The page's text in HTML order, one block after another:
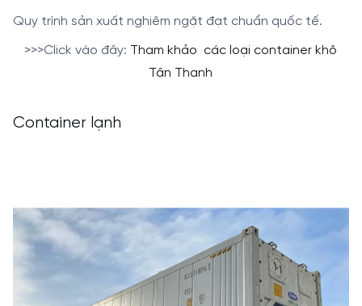
Quy trình sản xuất nghiêm ngặt đạt chuẩn quốc tế.
>>>Click vào đây: Tham khảo các loại container khô
Tân Thanh
Container lạnh